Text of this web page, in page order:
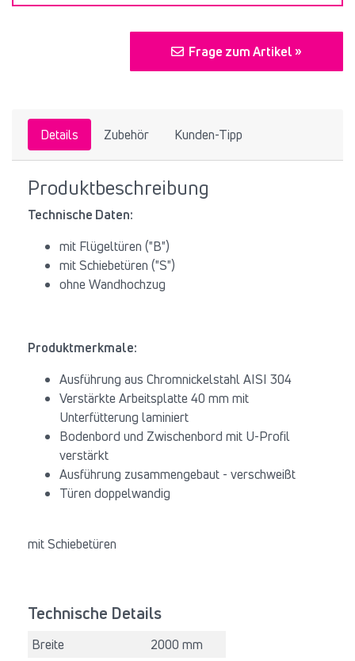
Frage zum Artikel »
Details Zubehör Kunden-Tipp
Produktbeschreibung
Technische Daten:
mit Flügeltüren ("B")
mit Schiebetüren ("S")
ohne Wandhochzug
Produktmerkmale:
Ausführung aus Chromnickelstahl AISI 304
Verstärkte Arbeitsplatte 40 mm mit
Unterfütterung laminiert
Bodenbord und Zwischenbord mit U-Profil
verstärkt
Ausführung zusammengebaut - verschweißt
Türen doppelwandig
mit Schiebetüren
Technische Details
Breite
2000 mm